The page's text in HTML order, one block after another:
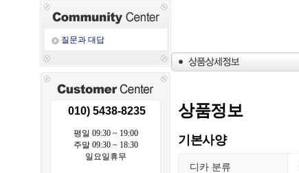
질문과 대답
010) 5438-8235
평일 09:30 ~ 19:00
주말 09:30 ~ 18:30
일요일휴무
상품정보
기본사양
디카 분류